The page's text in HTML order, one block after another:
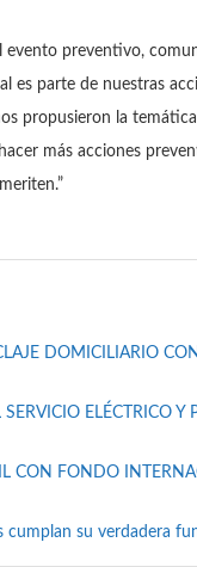
preventivo,
es parte de nuestras
propusieron la
más acciones
DOMICILIARIO CON
ELÉCTRICO Y
CON FONDO
cumplan su verdadera